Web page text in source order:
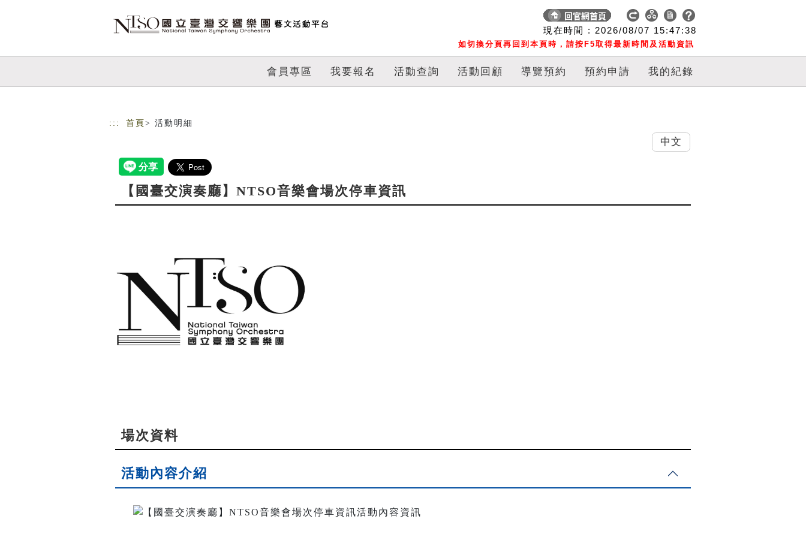
現在時間 : 2026/08/07 15:47:38
如切換分頁再回到本頁時，請按F5取得最新時間及活動資訊
會員專區 我要報名 活動查詢 活動回顧 導覽預約 預約申請 我的紀錄
::: 首頁 > 活動明細
【國臺交演奏廳】NTSO音樂會場次停車資訊
場次資料
活動內容介紹